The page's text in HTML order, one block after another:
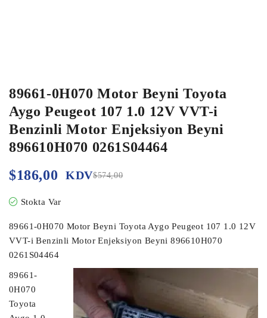
89661-0H070 Motor Beyni Toyota
Aygo Peugeot 107 1.0 12V VVT-i
Benzinli Motor Enjeksiyon Beyni
896610H070 0261S04464
$574,00
$186,00 KDV
Stokta Var
89661-0H070 Motor Beyni Toyota Aygo Peugeot 107 1.0 12V
VVT-i Benzinli Motor Enjeksiyon Beyni 896610H070
0261S04464
89661-
0H070
Toyota